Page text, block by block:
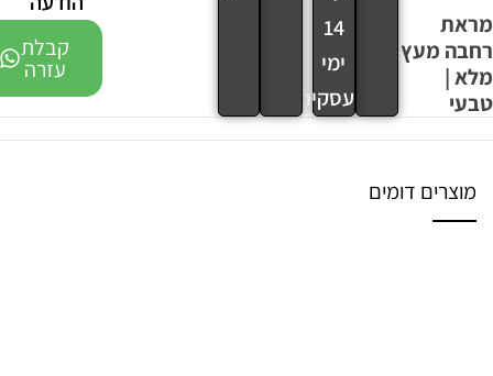
מראת
רחבה מעץ
מלא |
טבעי
14
ימי
עסקים
קבלת
עזרה
מוצרים דומים